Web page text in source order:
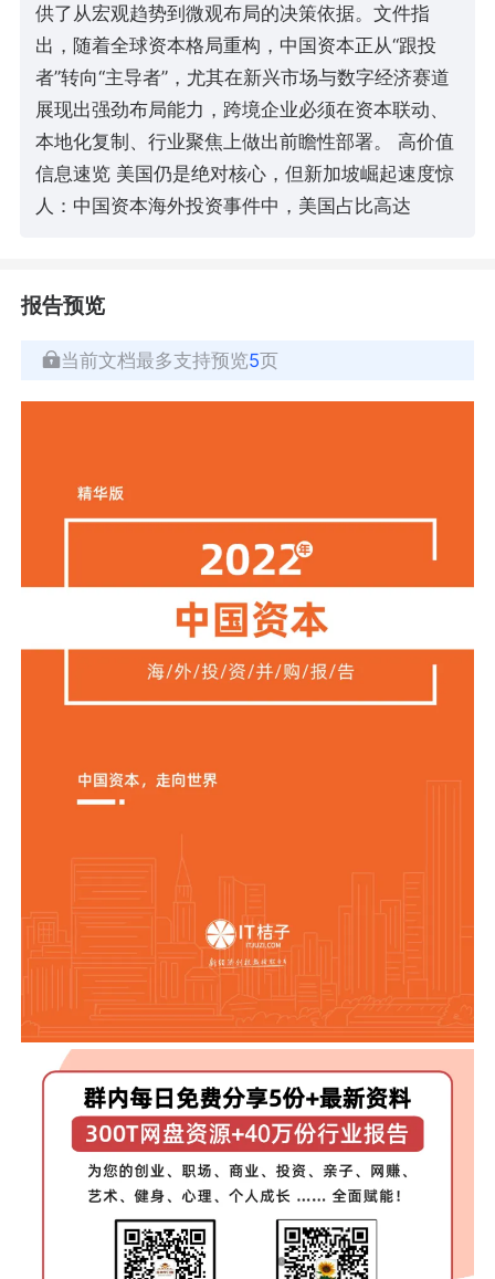
供了从宏观趋势到微观布局的决策依据。文件指
出，随着全球资本格局重构，中国资本正从“跟投
者”转向“主导者”，尤其在新兴市场与数字经济赛道
展现出强劲布局能力，跨境企业必须在资本联动、
本地化复制、行业聚焦上做出前瞻性部署。 高价值
信息速览 美国仍是绝对核心，但新加坡崛起速度惊
人：中国资本海外投资事件中，美国占比高达
报告预览
当前文档最多支持预览5页